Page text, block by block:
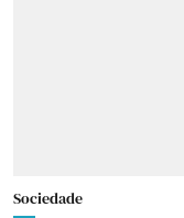
Sociedade